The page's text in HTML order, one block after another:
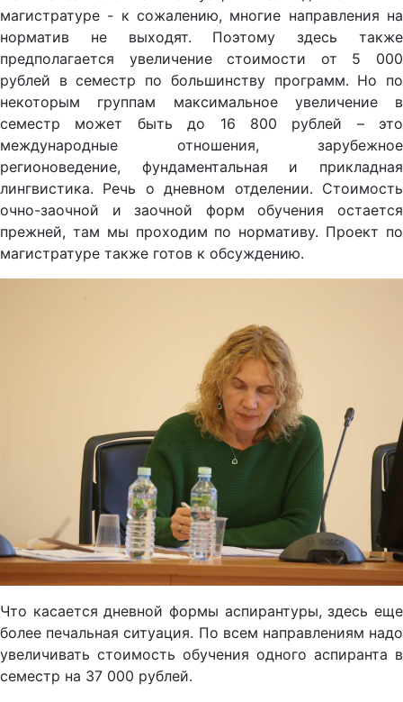
магистратуре - к сожалению, многие направления на
норматив не выходят. Поэтому здесь также
предполагается увеличение стоимости от 5 000
рублей в семестр по большинству программ. Но по
некоторым группам максимальное увеличение в
семестр может быть до 16 800 рублей – это
международные отношения, зарубежное
регионоведение, фундаментальная и прикладная
лингвистика. Речь о дневном отделении. Стоимость
очно-заочной и заочной форм обучения остается
прежней, там мы проходим по нормативу. Проект по
магистратуре также готов к обсуждению.
Что касается дневной формы аспирантуры, здесь еще
более печальная ситуация. По всем направлениям надо
увеличивать стоимость обучения одного аспиранта в
семестр на 37 000 рублей.